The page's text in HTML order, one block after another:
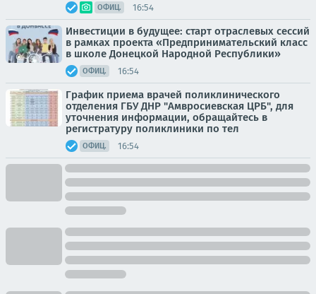
ОФИЦ. 16:54
Инвестиции в будущее: старт отраслевых сессий
в рамках проекта «Предпринимательский класс
в школе Донецкой Народной Республики»
ОФИЦ. 16:54
График приема врачей поликлинического
отделения ГБУ ДНР "Амвросиевская ЦРБ", для
уточнения информации, обращайтесь в
регистратуру поликлиники по тел
ОФИЦ. 16:54